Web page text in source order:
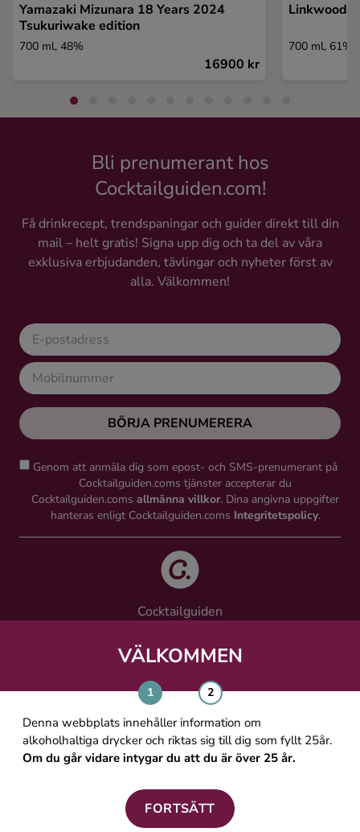
VÄLKOMMEN
Denna webbplats innehåller information om
alkoholhaltiga drycker och riktas sig till dig som fyllt 25år.
Om du går vidare intygar du att du är över 25 år.
FORTSÄTT
Yamazaki Mizunara 18 Years 2024
Tsukuriwake edition
700 ml, 48%
16900 kr
Linkwood
700 ml, 61%
Bli prenumerant hos
Cocktailguiden.com!
Få drinkrecept, trendspaningar och guider direkt till din
mail – helt gratis! Signa upp dig och ta del av våra
exklusiva erbjudanden, tävlingar och nyheter först av
alla. Välkommen!
BÖRJA PRENUMERERA
Genom att anmäla dig som epost- och SMS-prenumerant på
Cocktailguiden.coms tjänster accepterar du
Cocktailguiden.coms allmänna villkor. Dina angivna uppgifter
hanteras enligt Cocktailguiden.coms Integritetspolicy.
Cocktailguiden
Västra Järnvägsgatan 21, 111 64 Stockholm
ALLMÄNNA VILLKOR
PERSONUPPGIFTSPOLICY